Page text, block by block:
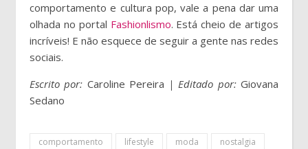
comportamento e cultura pop, vale a pena dar uma
olhada no portal Fashionlismo. Está cheio de artigos
incríveis! E não esquece de seguir a gente nas redes
sociais.
Escrito por: Caroline Pereira | Editado por:Giovana
Sedano
comportamento lifestyle moda
nostalgia